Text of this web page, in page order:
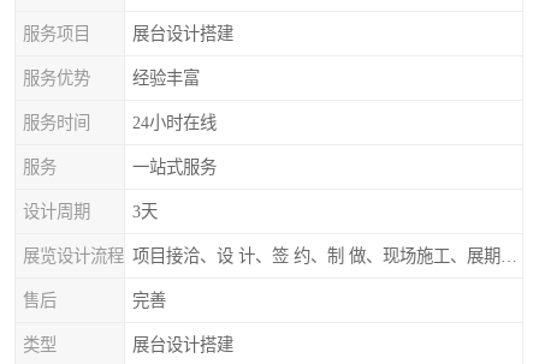
服务项目 展台设计搭建
服务优势 经验丰富
服务时间 24小时在线
服务 一站式服务
设计周期 3天
展览设计流程
售后 完善
类型 展台设计搭建